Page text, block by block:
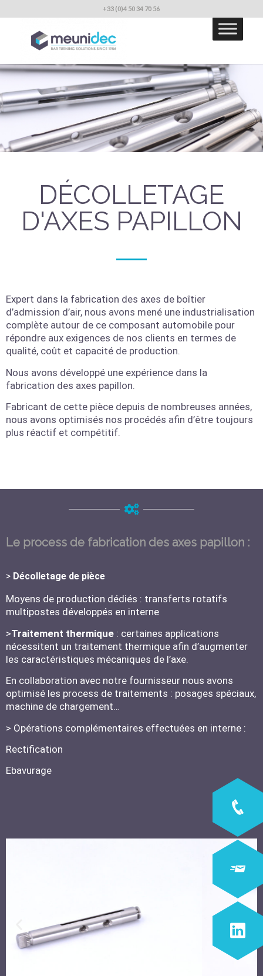
+33 (0)4 50 34 70 56
DÉCOLLETAGE
D'AXES PAPILLON
Expert dans la fabrication des axes de boîtier
d’admission d’air, nous avons mené une industrialisation
complète autour de ce composant automobile pour
répondre aux exigences de nos clients en termes de
qualité, coût et capacité de production.
Nous avons développé une expérience dans la
fabrication des axes papillon.
Fabricant de cette pièce depuis de nombreuses années,
nous avons optimisés nos procédés afin d’être toujours
plus réactif et compétitif.
Le process de fabrication des axes papillon :
> Décolletage de pièce
Moyens de production dédiés : transferts rotatifs
multipostes développés en interne
>Traitement thermique : certaines applications
nécessitent un traitement thermique afin d’augmenter
les caractéristiques mécaniques de l’axe.
En collaboration avec notre fournisseur nous avons
optimisé les process de traitements : posages spéciaux,
machine de chargement…
> Opérations complémentaires effectuées en interne :
Rectification
Ebavurage